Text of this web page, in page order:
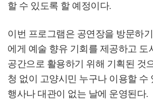
할 수 있도록 할 예정이다.
이번 프로그램은 공연장을 방문하
에게 예술 향유 기회를 제공하고 도
공간으로 활용하기 위해 기획된 것
청 없이 고양시민 누구나 이용할 수
행사나 대관이 없는 날에 운영된다.